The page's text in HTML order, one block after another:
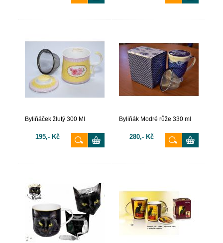
Byliňáček žlutý 300 Ml
195,- Kč
Byliňák Modré růže 330 ml
280,- Kč